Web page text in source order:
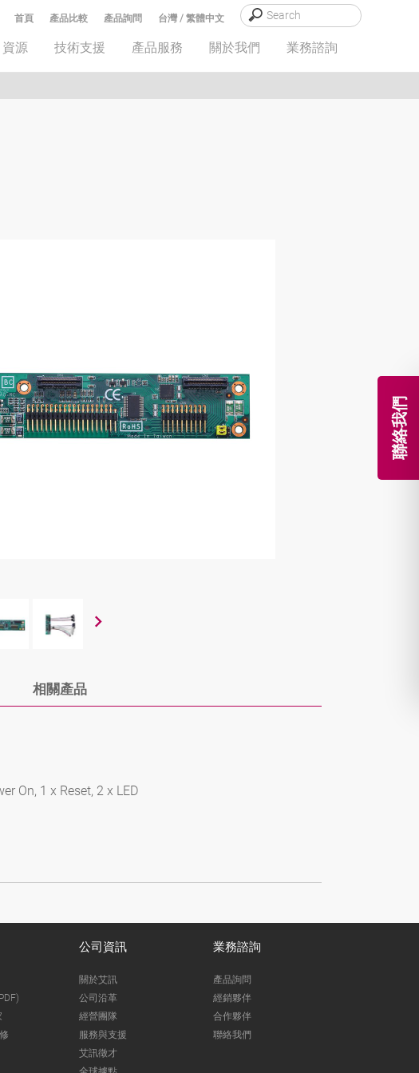
聯絡我們
台灣 / 繁體中文
產品詢問
產品比較
首頁
資源 技術支援 產品服務 關於我們 業務諮詢
相關產品
On, 1 x Reset, 2 x LED
公司資訊
關於艾訊
公司沿革
經營團隊
服務與支援
艾訊徵才
業務諮詢
產品詢問
經銷夥伴
合作夥伴
聯絡我們